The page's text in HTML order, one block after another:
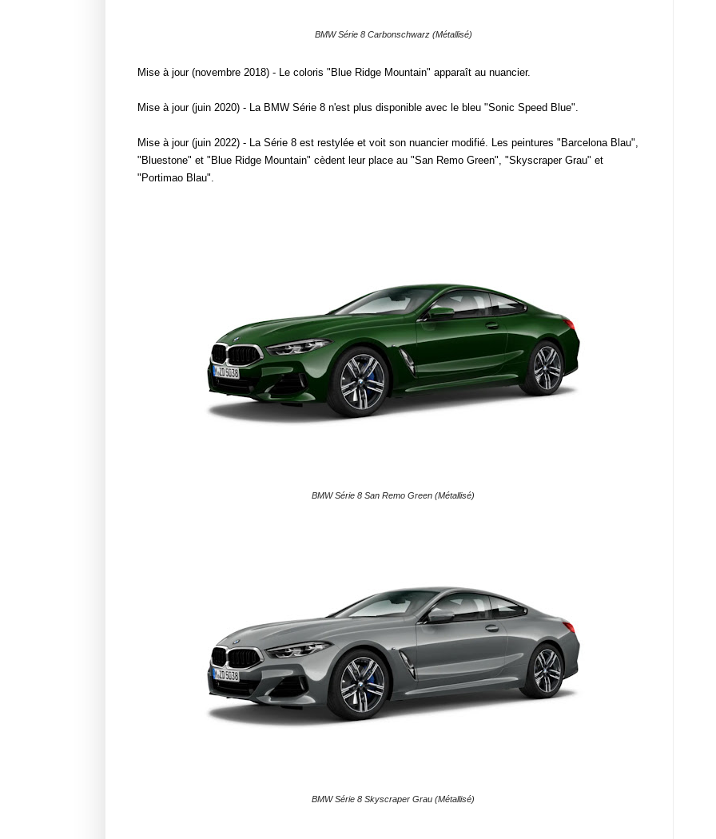
BMW Série 8 Carbonschwarz (Métallisé)
Mise à jour (novembre 2018) - Le coloris "Blue Ridge Mountain" apparaît au nuancier.
Mise à jour (juin 2020) - La BMW Série 8 n'est plus disponible avec le bleu "Sonic Speed Blue".
Mise à jour (juin 2022) - La Série 8 est restylée et voit son nuancier modifié. Les peintures "Barcelona Blau",
"Bluestone" et "Blue Ridge Mountain" cèdent leur place au "San Remo Green", "Skyscraper Grau" et
"Portimao Blau".
BMW Série 8 San Remo Green (Métallisé)
BMW Série 8 Skyscraper Grau (Métallisé)